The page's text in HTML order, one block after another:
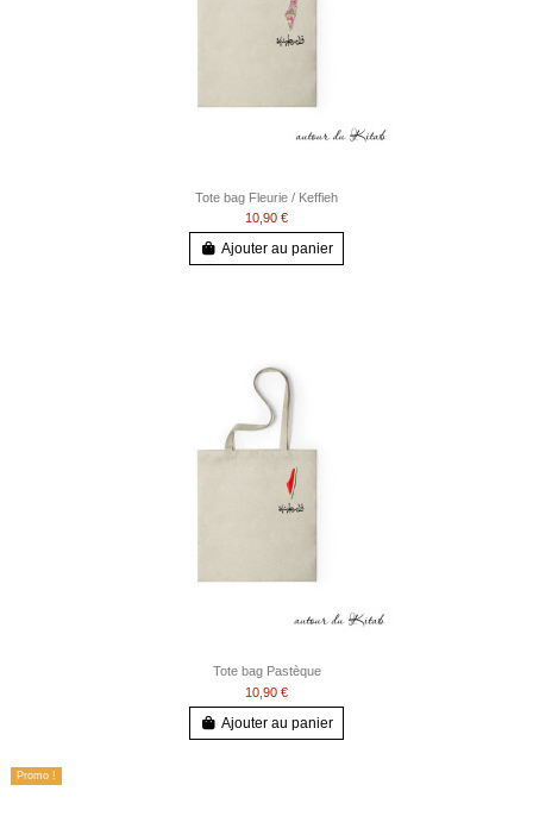
Tote bag Fleurie / Keffieh
10,90 €
Ajouter au panier
Tote bag Pastèque
10,90 €
Ajouter au panier
Promo !